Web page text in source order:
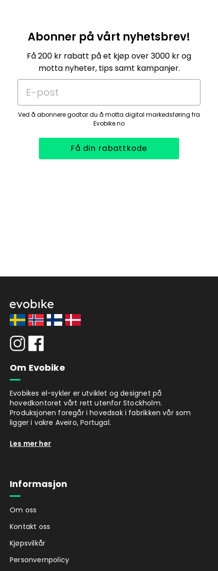
Abonner på vårt nyhetsbrev!
Få 200 kr rabatt på et kjøp over 3000 kr og
motta nyheter, tips samt kampanjer.
E-post
Ved å abonnere godtar du å motta digital markedsføring fra
Evobike.no
Få din rabattkode
Om Evobike
Evobikes el-sykler er utviklet og designet på
hovedkontoret vårt rett utenfor Stockholm.
Produksjonen foregår i hovedsak i fabrikken vår som
ligger i vakre Aveiro, Portugal.
Les mer her
Informasjon
Om oss
Kontakt oss
Kjøpsvilkår
Personvernpolicy